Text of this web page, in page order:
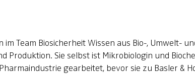
Team Biosicherheit Wissen aus Bio-, Umwelt-
Produktion. Sie selbst ist Mikrobiologin und
gearbeitet, bevor sie zu Basler &